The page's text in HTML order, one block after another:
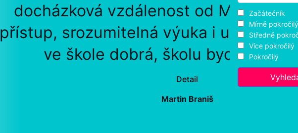
Začátečník
Mírně pokročilý
Středně
Více pokročilý
Pokročilý
docházková vzdálenost od Metra "B",
přístup, srozumitelná výuka i
ve škole dobrá, školu bych
Detail
Martin Braniš